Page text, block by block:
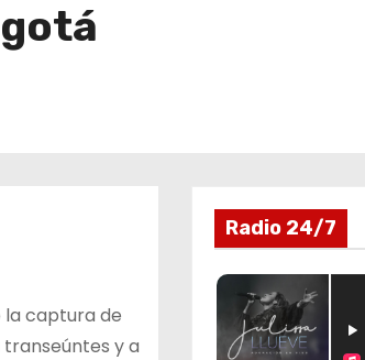
la captura de
transeúntes y a
Radio 24/7